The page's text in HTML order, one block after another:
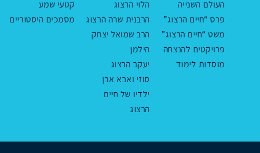
העולם השנייה
פרס “חיים הרצוג”
משט “חיים הרצוג”
פרויקטים להנצחה
מוסדות לימוד
הלוי הרצוג
הרבנית שרה הרצוג
הרב שמואל יצחק
הילמן
יעקב הרצוג
סוזי ואבא אבן
ילדיו של חיים
הרצוג
קטעי שמע
מסמכים היסטוריים